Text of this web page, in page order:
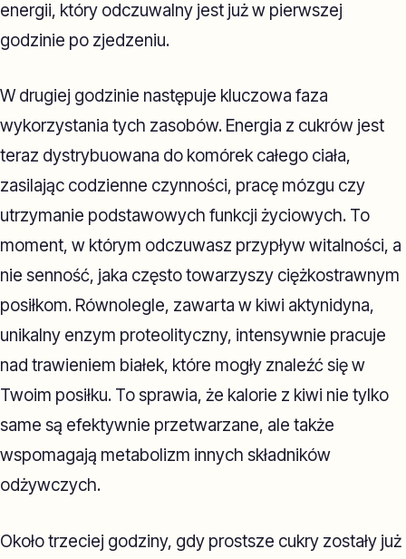
energii, który odczuwalny jest już w pierwszej
godzinie po zjedzeniu.
W drugiej godzinie następuje kluczowa faza
wykorzystania tych zasobów. Energia z cukrów jest
teraz dystrybuowana do komórek całego ciała,
zasilając codzienne czynności, pracę mózgu czy
utrzymanie podstawowych funkcji życiowych. To
moment, w którym odczuwasz przypływ witalności, a
nie senność, jaka często towarzyszy ciężkostrawnym
posiłkom. Równolegle, zawarta w kiwi aktynidyna,
unikalny enzym proteolityczny, intensywnie pracuje
nad trawieniem białek, które mogły znaleźć się w
Twoim posiłku. To sprawia, że kalorie z kiwi nie tylko
same są efektywnie przetwarzane, ale także
wspomagają metabolizm innych składników
odżywczych.
Około trzeciej godziny, gdy prostsze cukry zostały już